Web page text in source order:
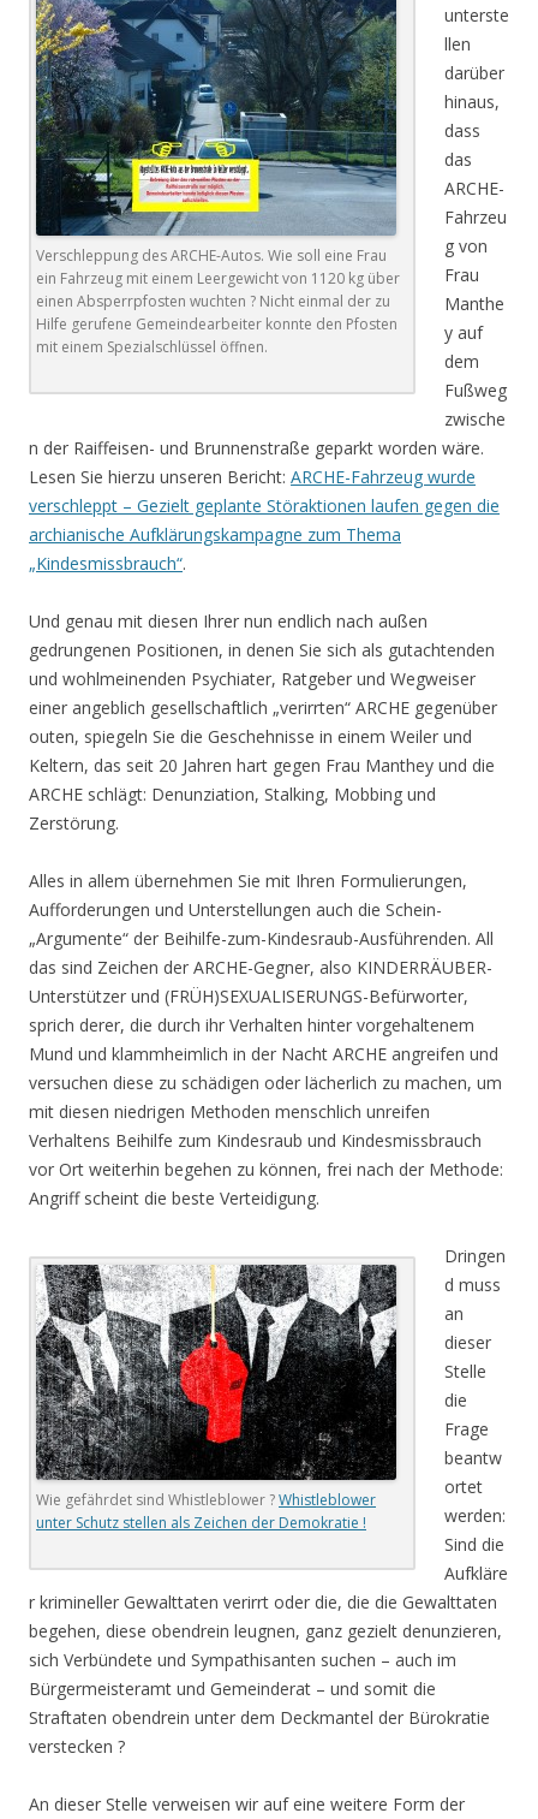
Verschleppung des ARCHE-Autos. Wie soll eine Frau
ein Fahrzeug mit einem Leergewicht von 1120 kg über
einen Absperrpfosten wuchten ? Nicht einmal der zu
Hilfe gerufene Gemeindearbeiter konnte den Pfosten
mit einem Spezialschlüssel öffnen.
unterste
llen
darüber
hinaus,
dass
das
ARCHE-
Fahrzeu
g von
Frau
Manthe
y auf
dem
Fußweg
zwische
n der Raiffeisen- und Brunnenstraße geparkt worden wäre.
Lesen Sie hierzu unseren Bericht: ARCHE-Fahrzeug wurde
verschleppt – Gezielt geplante Störaktionen laufen gegen die
archianische Aufklärungskampagne zum Thema
„Kindesmissbrauch“.
Und genau mit diesen Ihrer nun endlich nach außen
gedrungenen Positionen, in denen Sie sich als gutachtenden
und wohlmeinenden Psychiater, Ratgeber und Wegweiser
einer angeblich gesellschaftlich „verirrten“ ARCHE gegenüber
outen, spiegeln Sie die Geschehnisse in einem Weiler und
Keltern, das seit 20 Jahren hart gegen Frau Manthey und die
ARCHE schlägt: Denunziation, Stalking, Mobbing und
Zerstörung.
Alles in allem übernehmen Sie mit Ihren Formulierungen,
Aufforderungen und Unterstellungen auch die Schein-
„Argumente“ der Beihilfe-zum-Kindesraub-Ausführenden. All
das sind Zeichen der ARCHE-Gegner, also KINDERRÄUBER-
Unterstützer und (FRÜH)SEXUALISERUNGS-Befürworter,
sprich derer, die durch ihr Verhalten hinter vorgehaltenem
Mund und klammheimlich in der Nacht ARCHE angreifen und
versuchen diese zu schädigen oder lächerlich zu machen, um
mit diesen niedrigen Methoden menschlich unreifen
Verhaltens Beihilfe zum Kindesraub und Kindesmissbrauch
vor Ort weiterhin begehen zu können, frei nach der Methode:
Angriff scheint die beste Verteidigung.
Wie gefährdet sind Whistleblower ?Whistleblower
unter Schutz stellen als Zeichen der Demokratie !
Dringen
d muss
an
dieser
Stelle
die
Frage
beantw
ortet
werden:
Sind die
Aufkläre
r krimineller Gewalttaten verirrt oder die, die die Gewalttaten
begehen, diese obendrein leugnen, ganz gezielt denunzieren,
sich Verbündete und Sympathisanten suchen – auch im
Bürgermeisteramt und Gemeinderat – und somit die
Straftaten obendrein unter dem Deckmantel der Bürokratie
verstecken ?
An dieser Stelle verweisen wir auf eine weitere Form der